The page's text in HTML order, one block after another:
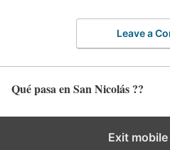
Leave a
Qué pasa en San Nicolás ??
Exit